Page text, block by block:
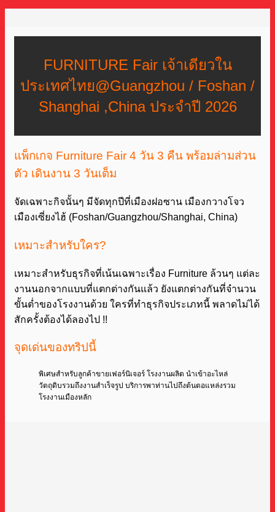
FURNITURE Fair เจ้าเดียวใน
ประเทศไทย@Guangzhou / Foshan /
Shanghai ,China ประจำปี 2026
แพ็กเกจ Furniture Fair 4 วัน 3 คืน พร้อมล่ามส่วน
ตัว เดินงาน 3 วันเต็ม
จัดเฉพาะกิจนั้นๆ มีจัดทุกปีที่เมืองฝอซาน เมืองกวางโจว
เมืองเซี่ยงไฮ้ (Foshan/Guangzhou/Shanghai, China)
เหมาะสำหรับใคร?
เหมาะสำหรับธุรกิจที่เน้นเฉพาะเรื่อง Furniture ล้วนๆ แต่ละ
งานนอกจากแบบที่แตกต่างกันแล้ว ยังแตกต่างกันที่จำนวน
ขั้นต่ำของโรงงานด้วย ใครที่ทำธุรกิจประเภทนี้ พลาดไม่ได้
สักครั้งต้องได้ลองไป !!
จุดเด่นของทริปนี้
พิเศษสำหรับลูกค้าขายเฟอร์นิเจอร์ โรงงานผลิต นำเข้าอะไหล่
วัตถุดิบรวมถึงงานสำเร็จรูป บริการพาท่านไปถึงต้นตอแหล่งรวม
โรงงานเมืองหลัก